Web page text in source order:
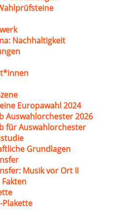
Nachhaltigkeit
Europawahl 2024
Auswahlorchester 2026
für Auswahlorchester
Grundlagen
Musik vor Ort II
Plakette